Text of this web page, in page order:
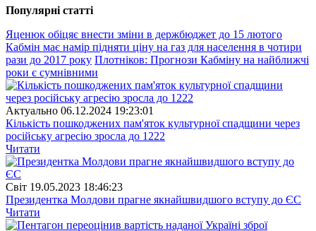
Популярнi статтi
Яценюк обіцяє внести зміни в держбюджет до 15 лютого
Кабмін має намір підняти ціну на газ для населення в чотири
рази до 2017 року Плотніков: Прогнози Кабміну на найближчі
роки є сумнівними
Актуально 06.12.2024 19:23:01
Кількість пошкоджених пам'яток культурної спадщини через
російську агресію зросла до 1222
Читати
Свiт 19.05.2023 18:46:23
Президентка Молдови прагне якнайшвидшого вступу до ЄС
Читати